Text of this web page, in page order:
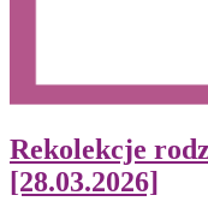
Rekolekcje
[28.03.2026]